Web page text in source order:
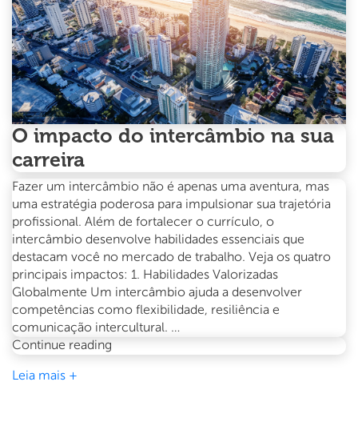
o
melhor
mês
para
começar
O impacto do intercâmbio na sua
carreira
Fazer um intercâmbio não é apenas uma aventura, mas
uma estratégia poderosa para impulsionar sua trajetória
profissional. Além de fortalecer o currículo, o
intercâmbio desenvolve habilidades essenciais que
destacam você no mercado de trabalho. Veja os quatro
principais impactos: 1. Habilidades Valorizadas
Globalmente Um intercâmbio ajuda a desenvolver
competências como flexibilidade, resiliência e
comunicação intercultural. …
Continue reading
Leia mais +